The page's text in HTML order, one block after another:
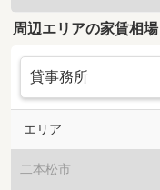
周辺エリアの家賃相場
エリア
二本松市